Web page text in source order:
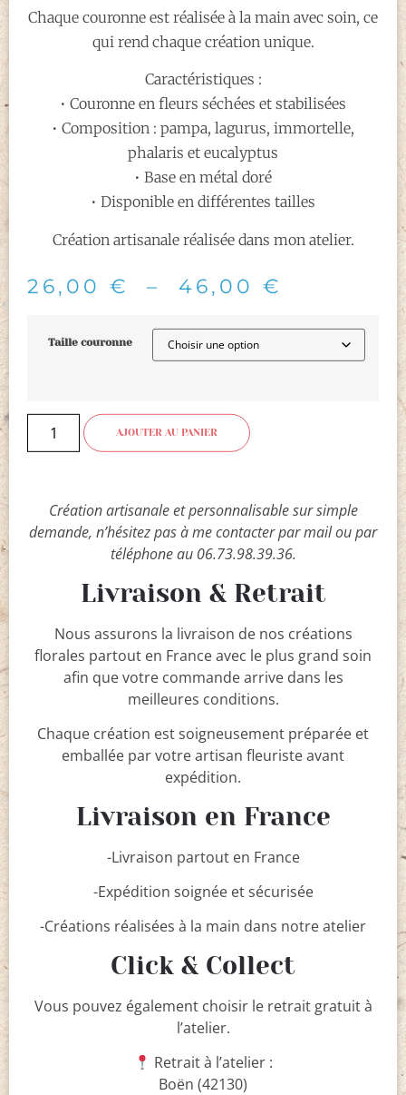
Chaque couronne est réalisée à la main avec soin, ce
qui rend chaque création unique.
Caractéristiques :
• Couronne en fleurs séchées et stabilisées
• Composition : pampa, lagurus, immortelle,
phalaris et eucalyptus
• Base en métal doré
• Disponible en différentes tailles
Création artisanale réalisée dans mon atelier.
26,00 € – 46,00 €
Taille couronne
AJOUTER AU PANIER
Création artisanale et personnalisable sur simple
demande, n’hésitez pas à me contacter par mail ou par
téléphone au 06.73.98.39.36.
Livraison & Retrait
Nous assurons la livraison de nos créations
florales partout en France avec le plus grand soin
afin que votre commande arrive dans les
meilleures conditions.
Chaque création est soigneusement préparée et
emballée par votre artisan fleuriste avant
expédition.
Livraison en France
-Livraison partout en France
-Expédition soignée et sécurisée
-Créations réalisées à la main dans notre atelier
Click & Collect
Vous pouvez également choisir le retrait gratuit à
l’atelier.
Retrait à l’atelier :
Boën (42130)